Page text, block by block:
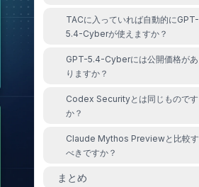
TACに入っていれば自動的にGPT-
5.4-Cyberが使えますか？
GPT-5.4-Cyberには公開価格があ
りますか？
Codex Securityとは同じものです
か？
Claude Mythos Previewと比較す
べきですか？
まとめ